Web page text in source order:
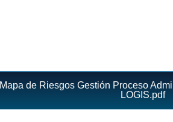
Mapa de Riesgos Gestión Proceso
LOGIS.pdf